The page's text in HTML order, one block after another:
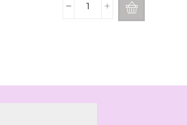
9,95€.
Balsamo
Corporal
18g